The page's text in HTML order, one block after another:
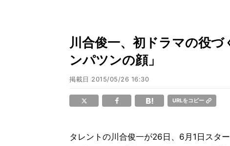
川合俊一、初ドラマの役
ンパツンの顔」
掲載日 2015/05/26 16:30
URLをコピー
タレントの川合俊一が26日、6月1日スタ